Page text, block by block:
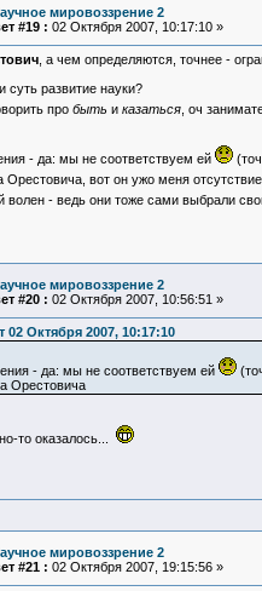
мировоззрение 2
#19 : 02 Октября 2007, 10:17:10 »
, а чем определяются, точнее -
суть развитие науки?
про быть и казаться, оч
- да: мы не соответствуем ей
Орестовича, вот он ужо меня
волен - ведь они тоже сами выбрали
мировоззрение 2
#20 : 02 Октября 2007, 10:56:51 »
02 Октября 2007, 10:17:10
- да: мы не соответствуем ей
Орестовича
то оказалось...
мировоззрение 2
#21 : 02 Октября 2007, 19:15:56 »